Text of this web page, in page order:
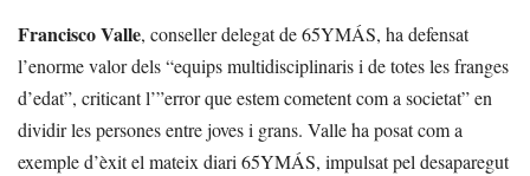
Francisco Valle, conseller delegat de 65YMÁS, ha defensat
l’enorme valor dels “equips multidisciplinaris i de totes les franges
d’edat”, criticant l’”error que estem cometent com a societat” en
dividir les persones entre joves i grans. Valle ha posat com a
exemple d’èxit el mateix diari 65YMÁS, impulsat pel desaparegut